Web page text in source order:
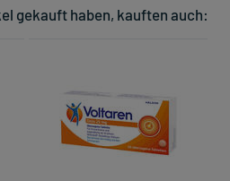
gekauft haben, kauften auch: